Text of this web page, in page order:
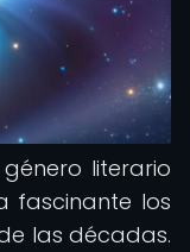
literario
fascinante los
las décadas.